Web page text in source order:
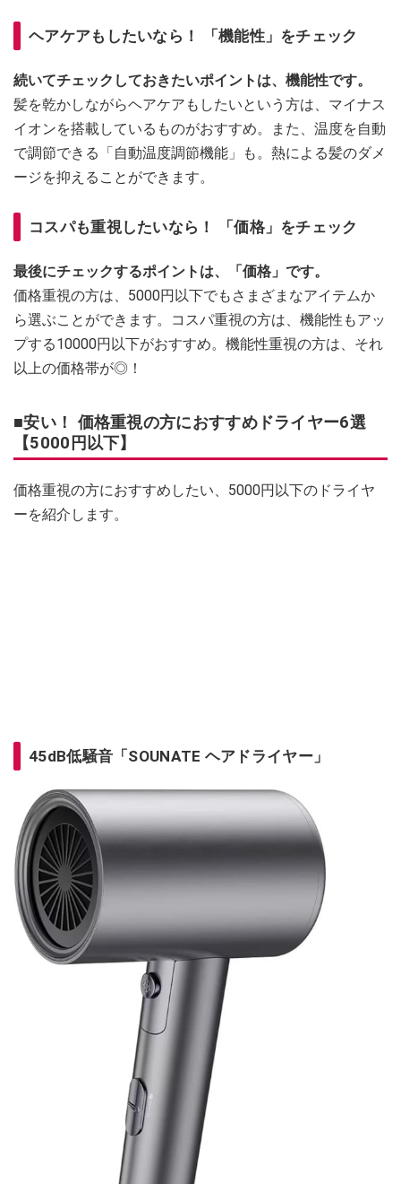
ヘアケアもしたいなら！ 「機能性」をチェック
続いてチェックしておきたいポイントは、機能性です。
髪を乾かしながらヘアケアもしたいという方は、マイナス
イオンを搭載しているものがおすすめ。また、温度を自動
で調節できる「自動温度調節機能」も。熱による髪のダメ
ージを抑えることができます。
コスパも重視したいなら！ 「価格」をチェック
最後にチェックするポイントは、「価格」です。
価格重視の方は、5000円以下でもさまざまなアイテムか
ら選ぶことができます。コスパ重視の方は、機能性もアッ
プする10000円以下がおすすめ。機能性重視の方は、それ
以上の価格帯が◎！
■安い！ 価格重視の方におすすめドライヤー6選
【5000円以下】
価格重視の方におすすめしたい、5000円以下のドライヤ
ーを紹介します。
45dB低騒音「SOUNATE ヘアドライヤー」